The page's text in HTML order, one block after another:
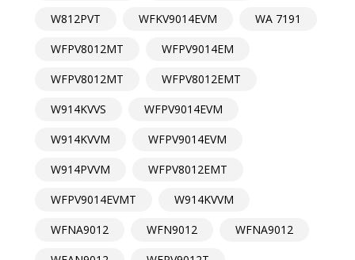
W812PVT
WFKV9014EVM
WA 7191
WFPV8012MT
WFPV9014EM
WFPV8012MT
WFPV8012EMT
W914KVVS
WFPV9014EVM
W914KVVM
WFPV9014EVM
W914PVVM
WFPV8012EMT
WFPV9014EVMT
W914KVVM
WFNA9012
WFN9012
WFNA9012